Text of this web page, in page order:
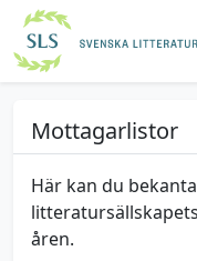
Mottagarlistor
Här kan du
åren.